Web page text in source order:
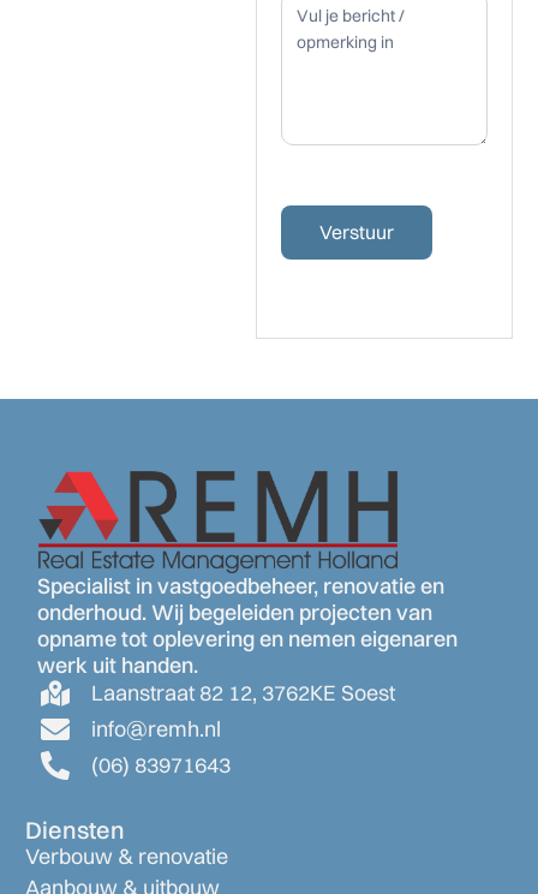
Verstuur
Specialist in vastgoedbeheer, renovatie en
onderhoud. Wij begeleiden projecten van
opname tot oplevering en nemen eigenaren
werk uit handen.
Laanstraat 82 12, 3762KE Soest
info@remh.nl
(06) 83971643
Diensten
Verbouw & renovatie
Aanbouw & uitbouw